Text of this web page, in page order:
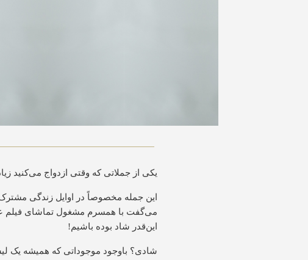
یکی از جملاتی که وقتی ازدواج می‌کنید
این جمله مخصوصاً در اوایل زندگی
می‌گفت با همسرم مشغول تماشای فیلم
این‌قدر شاد بوده باشیم!
شادی؟ باوجود موجوداتی که همیشه یک